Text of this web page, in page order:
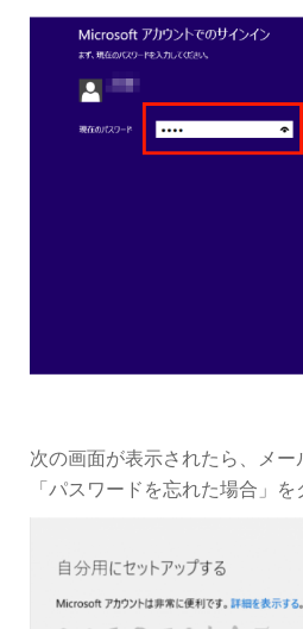
次の画面が表示されたら、メー
「パスワードを忘れた場合」を